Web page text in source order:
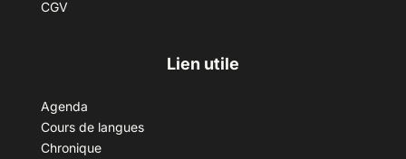
CGV
Lien utile
Agenda
Cours de langues
Chronique